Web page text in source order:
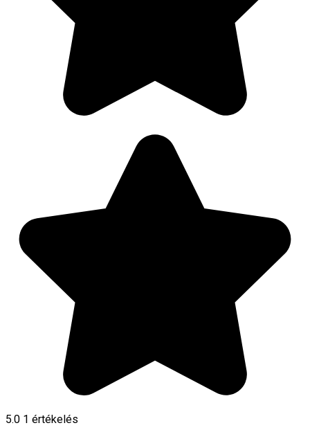
5.0 1 értékelés